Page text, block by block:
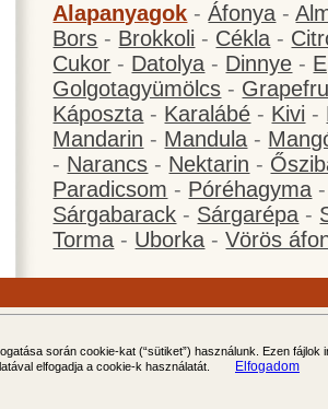
Alapanyagok -Áfonya -
Bors - Brokkoli - Cékla -
Cukor - Datolya - Dinnye -
Golgotagyümölcs -
Káposzta - Karalábé - Kivi -
Mandarin - Mandula -
- Narancs - Nektarin -
Paradicsom - Póréhagyma
Sárgabarack - Sárgarépa -
Torma - Uborka -Vörös
során cookie-kat (“sütiket”) használunk. Ezen
elfogadja a cookie-k használatát.
Elfogadom